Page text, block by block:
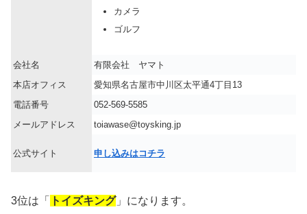
カメラ
ゴルフ
会社名
有限会社 ヤマト
本店オフィス
愛知県名古屋市中川区太平通4丁目13
電話番号
052-569-5585
メールアドレス
toiawase@toysking.jp
公式サイト 申し込みはコチラ
3位は「 トイズキング」になります。